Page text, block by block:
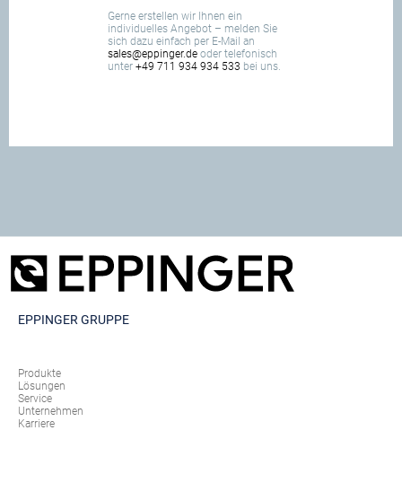
Gerne erstellen wir Ihnen ein
individuelles Angebot – melden Sie
sich dazu einfach per E-Mail an
sales@eppinger.de oder telefonisch
unter +49 711 934 934 533 bei uns.
EPPINGER GRUPPE
Produkte
Lösungen
Service
Unternehmen
Karriere